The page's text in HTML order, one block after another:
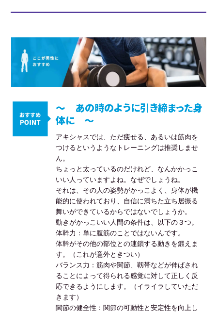
～ あの時のように引き締まった身
体に ～
アキシャスでは、ただ痩せる、あるいは筋肉を
つけるというようなトレーニングは推奨しませ
ん。
ちょっと太っているのだけれど、なんかかっこ
いい人っていますよね。なぜでしょうね。
それは、その人の姿勢がかっこよく、身体が機
能的に使われており、自信に満ちた立ち居振る
舞いができているからではないでしょうか。
動きがかっこいい人間の条件は、以下の３つ。
体幹力：単に腹筋のことではないんです。
体幹がその他の部位との連鎖する動きを鍛えま
す。（これが意外ときつい）
バランス力：筋肉や関節、靱帯などが伸ばされ
ることによって得られる感覚に対して正しく反
応できるようにします。（イライラしていただ
きます）
関節の健全性：関節の可動性と安定性を向上し